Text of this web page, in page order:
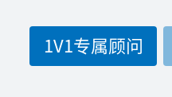
1V1专属顾问